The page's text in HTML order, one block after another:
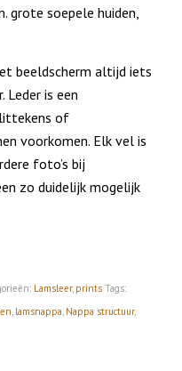
grote soepele huiden,
beeldscherm altijd iets
Leder is een
of
voorkomen. Elk vel is
foto’s bij
zo duidelijk mogelijk
Lamsleer, prints Tags:
, lamsnappa, Nappa structuur,